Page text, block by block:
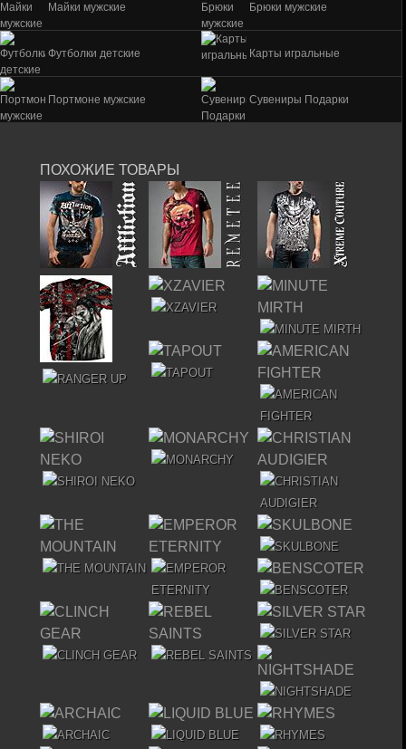
Майки мужские Брюки мужские
Футболки детские Карты игральные
Портмоне мужские Сувениры Подарки
ПОХОЖИЕ ТОВАРЫ